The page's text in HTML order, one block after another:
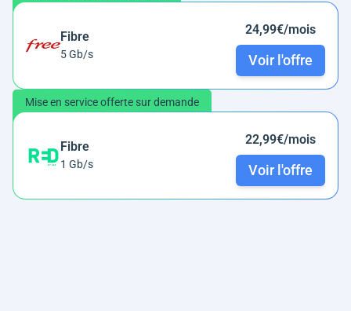
Fibre
5 Gb/s
24,99€/mois
Voir l'offre
Mise en service offerte sur demande
Fibre
1 Gb/s
22,99€/mois
Voir l'offre